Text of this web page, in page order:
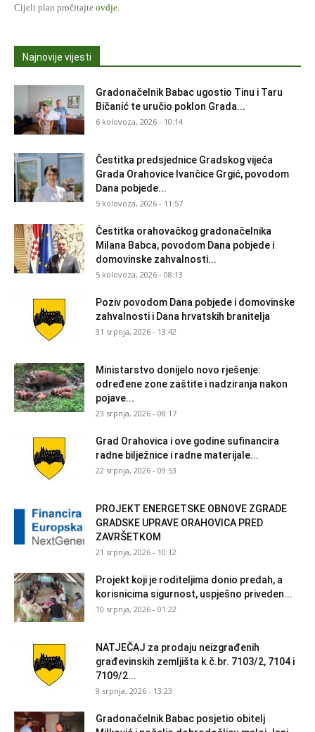
Cijeli plan pročitajte ovdje.
Najnovije vijesti
Gradonačelnik Babac ugostio Tinu i Taru
Bičanić te uručio poklon Grada...
6 kolovoza, 2026 - 10:14
Čestitka predsjednice Gradskog vijeća
Grada Orahovice Ivančice Grgić, povodom
Dana pobjede...
5 kolovoza, 2026 - 11:57
Čestitka orahovačkog gradonačelnika
Milana Babca, povodom Dana pobjede i
domovinske zahvalnosti...
5 kolovoza, 2026 - 08:13
Poziv povodom Dana pobjede i domovinske
zahvalnosti i Dana hrvatskih branitelja
31 srpnja, 2026 - 13:42
Ministarstvo donijelo novo rješenje:
određene zone zaštite i nadziranja nakon
pojave...
23 srpnja, 2026 - 08:17
Grad Orahovica i ove godine sufinancira
radne bilježnice i radne materijale...
22 srpnja, 2026 - 09:53
PROJEKT ENERGETSKE OBNOVE ZGRADE
GRADSKE UPRAVE ORAHOVICA PRED
ZAVRŠETKOM
21 srpnja, 2026 - 10:12
Projekt koji je roditeljima donio predah, a
korisnicima sigurnost, uspješno priveden...
10 srpnja, 2026 - 01:22
NATJEČAJ za prodaju neizgrađenih
građevinskih zemljišta k.č.br. 7103/2, 7104 i
7109/2...
9 srpnja, 2026 - 13:23
Gradonačelnik Babac posjetio obitelj